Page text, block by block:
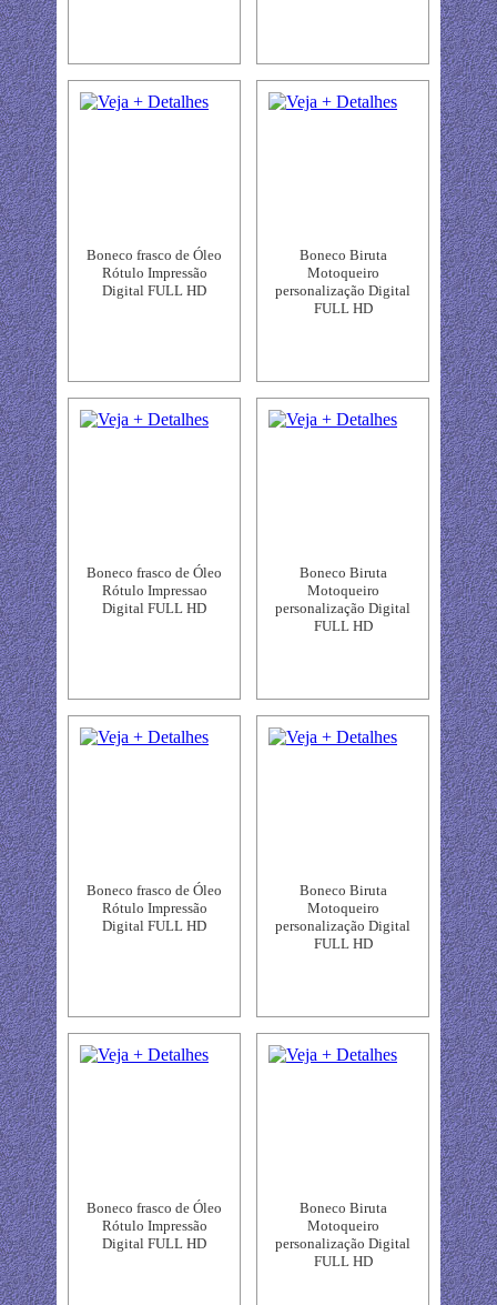
Boneco frasco de Óleo
Rótulo Impressão
Digital FULL HD
Boneco Biruta
Motoqueiro
personalização Digital
FULL HD
Boneco frasco de Óleo
Rótulo Impressao
Digital FULL HD
Boneco Biruta
Motoqueiro
personalização Digital
FULL HD
Boneco frasco de Óleo
Rótulo Impressão
Digital FULL HD
Boneco Biruta
Motoqueiro
personalização Digital
FULL HD
Boneco frasco de Óleo
Rótulo Impressão
Digital FULL HD
Boneco Biruta
Motoqueiro
personalização Digital
FULL HD